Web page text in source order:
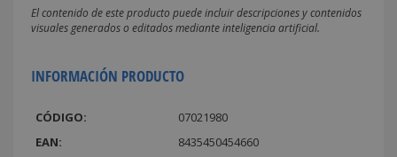
El contenido de este producto puede incluir descripciones y contenidos
visuales generados o editados mediante inteligencia artificial.
INFORMACIÓN PRODUCTO
CÓDIGO:
07021980
EAN:
8435450454660